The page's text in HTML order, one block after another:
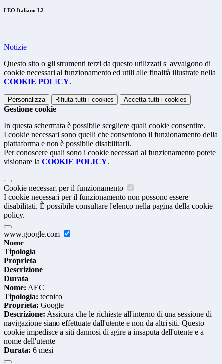
LEO Italiano L2
Notizie
Questo sito o gli strumenti terzi da questo utilizzati si avvalgono di
cookie necessari al funzionamento ed utili alle finalità illustrate nella
COOKIE POLICY.
Personalizza Rifiuta tutti i cookies Accetta tutti i cookies
Gestione cookie
In questa schermata è possibile scegliere quali cookie consentire.
I cookie necessari sono quelli che consentono il funzionamento della
piattaforma e non è possibile disabilitarli.
Per conoscere quali sono i cookie necessari al funzionamento potete
visionare la COOKIE POLICY.
Cookie necessari per il funzionamento
I cookie necessari per il funzionamento non possono essere
disabilitati. È possibile consultare l'elenco nella pagina della cookie
policy.
www.google.com
Nome
Tipologia
Proprieta
Descrizione
Durata
Nome: AEC
Tipologia: tecnico
Proprieta: Google
Descrizione: Assicura che le richieste all'interno di una sessione di
navigazione siano effettuate dall'utente e non da altri siti. Questo
cookie impedisce a siti dannosi di agire a insaputa dell'utente e a
nome dell'utente.
Durata: 6 mesi